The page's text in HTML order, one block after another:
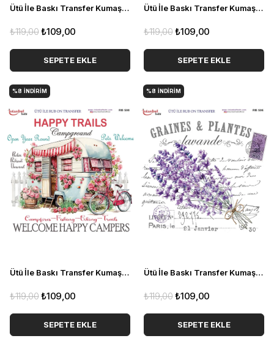
Ütü İle Baskı Transfer Kumaş Ve Ahşap Rubon 30 x 30 cm Vintage Gül Detaylı RB 512
₺109,00
₺119,00
SEPETE EKLE
Ütü İle Baskı Transfer Kumaş Ve Ahşap Rubon 30 x 30 cm Vintage Parfüm Detaylı RB 510
₺109,00
₺119,00
SEPETE EKLE
Ütü İle Baskı Transfer Kumaş Ve Ahşap Rubon 30 x 30 cm Vintage Karavan ve Çiçekler Detaylı RB 508
₺109,00
₺119,00
SEPETE EKLE
%8 İNDIRIM
Ütü İle Baskı Transfer Kumaş Ve Ahşap Rubon 30 x 30 cm Vintage Çiçekler Detaylı RB 506
₺109,00
₺119,00
SEPETE EKLE
%8 İNDIRIM